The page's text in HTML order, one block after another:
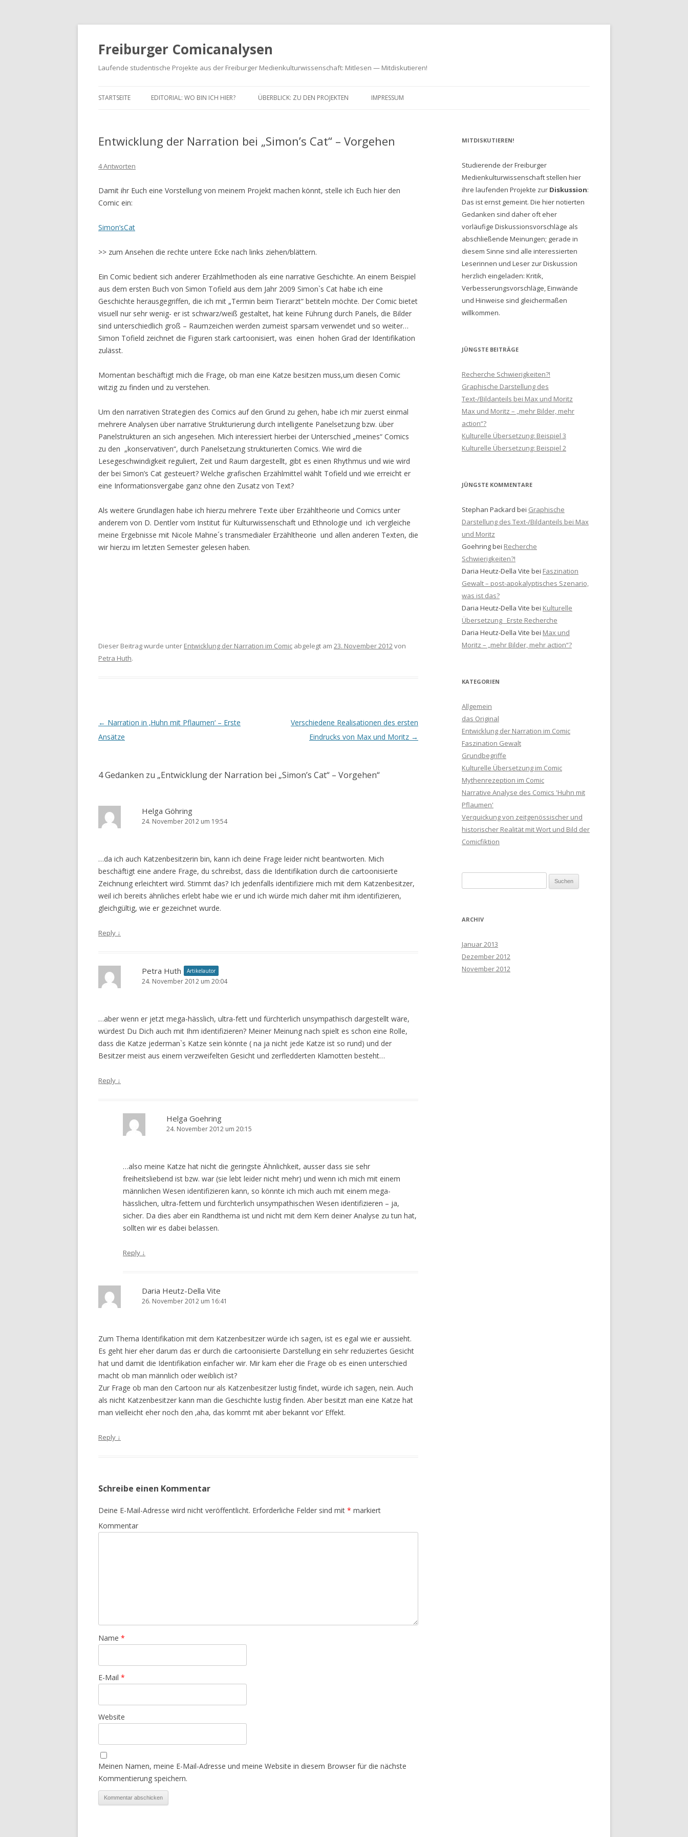
Freiburger Comicanalysen
Laufende studentische Projekte aus der Freiburger Medienkulturwissenschaft: Mitlesen — Mitdiskutieren!
STARTSEITE EDITORIAL: WO BIN ICH HIER? ÜBERBLICK: ZU DEN PROJEKTEN IMPRESSUM
Entwicklung der Narration bei „Simon’s Cat“ – Vorgehen
4 Antworten
Damit ihr Euch eine Vorstellung von meinem Projekt machen könnt, stelle ich Euch hier den
Comic ein:
Simon’sCat
>> zum Ansehen die rechte untere Ecke nach links ziehen/blättern.
Ein Comic bedient sich anderer Erzählmethoden als eine narrative Geschichte. An einem Beispiel
aus dem ersten Buch von Simon Tofield aus dem Jahr 2009 Simon`s Cat habe ich eine
Geschichte herausgegriffen, die ich mit „Termin beim Tierarzt“ betiteln möchte. Der Comic bietet
visuell nur sehr wenig- er ist schwarz/weiß gestaltet, hat keine Führung durch Panels, die Bilder
sind unterschiedlich groß – Raumzeichen werden zumeist sparsam verwendet und so weiter…
Simon Tofield zeichnet die Figuren stark cartoonisiert, was einen hohen Grad der Identifikation
zulässt.
Momentan beschäftigt mich die Frage, ob man eine Katze besitzen muss,um diesen Comic
witzig zu finden und zu verstehen.
Um den narrativen Strategien des Comics auf den Grund zu gehen, habe ich mir zuerst einmal
mehrere Analysen über narrative Strukturierung durch intelligente Panelsetzung bzw. über
Panelstrukturen an sich angesehen. Mich interessiert hierbei der Unterschied „meines“ Comics
zu den „konservativen“, durch Panelsetzung strukturierten Comics. Wie wird die
Lesegeschwindigkeit reguliert, Zeit und Raum dargestellt, gibt es einen Rhythmus und wie wird
der bei Simon’s Cat gesteuert? Welche grafischen Erzählmittel wählt Tofield und wie erreicht er
eine Informationsvergabe ganz ohne den Zusatz von Text?
Als weitere Grundlagen habe ich hierzu mehrere Texte über Erzähltheorie und Comics unter
anderem von D. Dentler vom Institut für Kulturwissenschaft und Ethnologie und ich vergleiche
meine Ergebnisse mit Nicole Mahne´s transmedialer Erzähltheorie und allen anderen Texten, die
wir hierzu im letzten Semester gelesen haben.
Dieser Beitrag wurde unter Entwicklung der Narration im Comic abgelegt am 23. November 2012von
Petra Huth.
Artikel-Navigation
← Narration in ‚Huhn mit Pflaumen‘ – Erste
Ansätze
Verschiedene Realisationen des ersten
Eindrucks von Max und Moritz →
4 Gedanken zu „Entwicklung der Narration bei „Simon’s Cat“ – Vorgehen“
Helga Göhring
24. November 2012 um 19:54
…da ich auch Katzenbesitzerin bin, kann ich deine Frage leider nicht beantworten. Mich
beschäftigt eine andere Frage, du schreibst, dass die Identifikation durch die cartoonisierte
Zeichnung erleichtert wird. Stimmt das? Ich jedenfalls identifiziere mich mit dem Katzenbesitzer,
weil ich bereits ähnliches erlebt habe wie er und ich würde mich daher mit ihm identifizieren,
gleichgültig, wie er gezeichnet wurde.
Reply ↓
Petra Huth Artikelautor
24. November 2012 um 20:04
…aber wenn er jetzt mega-hässlich, ultra-fett und fürchterlich unsympathisch dargestellt wäre,
würdest Du Dich auch mit Ihm identifizieren? Meiner Meinung nach spielt es schon eine Rolle,
dass die Katze jederman`s Katze sein könnte ( na ja nicht jede Katze ist so rund) und der
Besitzer meist aus einem verzweifelten Gesicht und zerfledderten Klamotten besteht…
Reply ↓
Helga Goehring
24. November 2012 um 20:15
…also meine Katze hat nicht die geringste Ähnlichkeit, ausser dass sie sehr
freiheitsliebend ist bzw. war (sie lebt leider nicht mehr) und wenn ich mich mit einem
männlichen Wesen identifizieren kann, so könnte ich mich auch mit einem mega-
hässlichen, ultra-fettem und fürchterlich unsympathischen Wesen identifizieren – ja,
sicher. Da dies aber ein Randthema ist und nicht mit dem Kern deiner Analyse zu tun hat,
sollten wir es dabei belassen.
Reply ↓
Daria Heutz-Della Vite
26. November 2012 um 16:41
Zum Thema Identifikation mit dem Katzenbesitzer würde ich sagen, ist es egal wie er aussieht.
Es geht hier eher darum das er durch die cartoonisierte Darstellung ein sehr reduziertes Gesicht
hat und damit die Identifikation einfacher wir. Mir kam eher die Frage ob es einen unterschied
macht ob man männlich oder weiblich ist?
Zur Frage ob man den Cartoon nur als Katzenbesitzer lustig findet, würde ich sagen, nein. Auch
als nicht Katzenbesitzer kann man die Geschichte lustig finden. Aber besitzt man eine Katze hat
man vielleicht eher noch den ‚aha, das kommt mit aber bekannt vor‘ Effekt.
Reply ↓
Schreibe einen Kommentar
Deine E-Mail-Adresse wird nicht veröffentlicht. Erforderliche Felder sind mit * markiert
Kommentar
Name *
E-Mail *
Website
Meinen Namen, meine E-Mail-Adresse und meine Website in diesem Browser für die nächste
Kommentierung speichern.
MITDISKUTIEREN!
Studierende der Freiburger
Medienkulturwissenschaft stellen hier
ihre laufenden Projekte zur Diskussion:
Das ist ernst gemeint. Die hier notierten
Gedanken sind daher oft eher
vorläufige Diskussionsvorschläge als
abschließende Meinungen; gerade in
diesem Sinne sind alle interessierten
Leserinnen und Leser zur Diskussion
herzlich eingeladen: Kritik,
Verbesserungsvorschläge, Einwände
und Hinweise sind gleichermaßen
willkommen.
JÜNGSTE BEITRÄGE
Recherche Schwierigkeiten?!
Graphische Darstellung des
Text-/Bildanteils bei Max und Moritz
Max und Moritz – „mehr Bilder, mehr
action“?
Kulturelle Übersetzung: Beispiel 3
Kulturelle Übersetzung: Beispiel 2
JÜNGSTE KOMMENTARE
Stephan Packard bei Graphische
Darstellung des Text-/Bildanteils bei Max
und Moritz
Goehringbei Recherche
Schwierigkeiten?!
Daria Heutz-Della Vite bei Faszination
Gewalt – post-apokalyptisches Szenario,
was ist das?
Daria Heutz-Della Vite bei Kulturelle
Übersetzung_ Erste Recherche
Daria Heutz-Della Vite bei Max und
Moritz – „mehr Bilder, mehr action“?
KATEGORIEN
Allgemein
das Original
Entwicklung der Narration im Comic
Faszination Gewalt
Grundbegriffe
Kulturelle Übersetzung im Comic
Mythenrezeption im Comic
Narrative Analyse des Comics 'Huhn mit
Pflaumen'
Verquickung von zeitgenössischer und
historischer Realität mit Wort und Bild der
Comicfiktion
ARCHIV
Januar 2013
Dezember 2012
November 2012